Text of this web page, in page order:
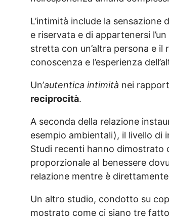
L’intimità include la sensazione
e riservata e di appartenersi
stretta con un’altra persona e
conoscenza e l’esperienza
Un’autentica intimità nei
reciprocità.
A seconda della relazione
esempio ambientali), il livello di
Studi recenti hanno dimostrato
proporzionale al benessere
relazione mentre è
Un altro studio, condotto su
mostrato come ci siano tre